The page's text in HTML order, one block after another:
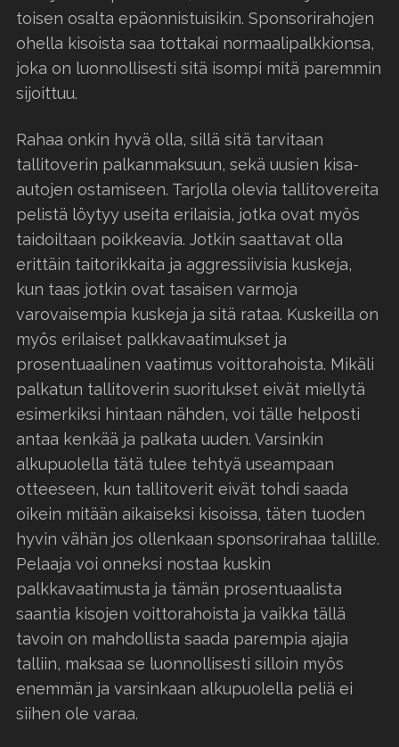
toisen osalta epäonnistuisikin. Sponsorirahojen
ohella kisoista saa tottakai normaalipalkkionsa,
joka on luonnollisesti sitä isompi mitä paremmin
sijoittuu.
Rahaa onkin hyvä olla, sillä sitä tarvitaan
tallitoverin palkanmaksuun, sekä uusien kisa-
autojen ostamiseen. Tarjolla olevia tallitovereita
pelistä löytyy useita erilaisia, jotka ovat myös
taidoiltaan poikkeavia. Jotkin saattavat olla
erittäin taitorikkaita ja aggressiivisia kuskeja,
kun taas jotkin ovat tasaisen varmoja
varovaisempia kuskeja ja sitä rataa. Kuskeilla on
myös erilaiset palkkavaatimukset ja
prosentuaalinen vaatimus voittorahoista. Mikäli
palkatun tallitoverin suoritukset eivät miellytä
esimerkiksi hintaan nähden, voi tälle helposti
antaa kenkää ja palkata uuden. Varsinkin
alkupuolella tätä tulee tehtyä useampaan
otteeseen, kun tallitoverit eivät tohdi saada
oikein mitään aikaiseksi kisoissa, täten tuoden
hyvin vähän jos ollenkaan sponsorirahaa tallille.
Pelaaja voi onneksi nostaa kuskin
palkkavaatimusta ja tämän prosentuaalista
saantia kisojen voittorahoista ja vaikka tällä
tavoin on mahdollista saada parempia ajajia
talliin, maksaa se luonnollisesti silloin myös
enemmän ja varsinkaan alkupuolella peliä ei
siihen ole varaa.